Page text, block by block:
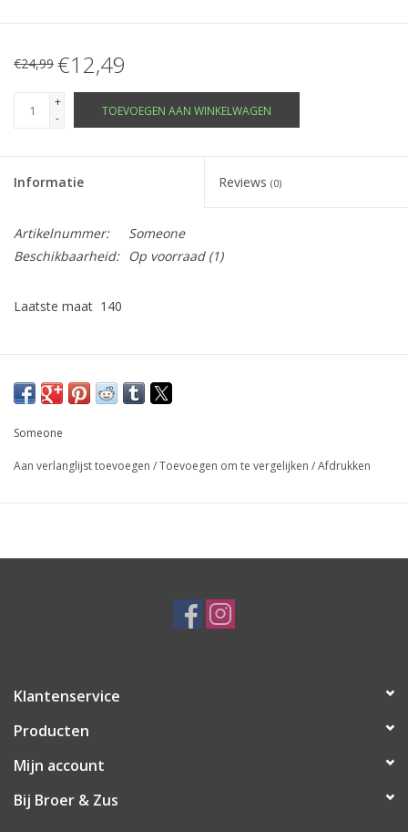
€24,99 €12,49
+
-
TOEVOEGEN AAN WINKELWAGEN
Informatie Reviews (0)
Artikelnummer:
Someone
Beschikbaarheid:
Op voorraad(1)
Laatste maat 140
Someone
Aan verlanglijst toevoegen /Toevoegen om te vergelijken /Afdrukken
Klantenservice
Producten
Mijn account
Bij Broer & Zus